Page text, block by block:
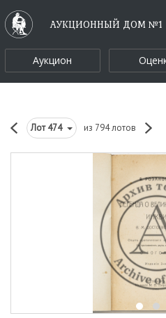
АУКЦИОННЫЙ ДОМ №1
Аукцион
Лот474 из 794 лотов